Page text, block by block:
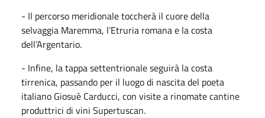
- Il percorso meridionale toccherà il cuore della
selvaggia Maremma, l’Etruria romana e la costa
dell’Argentario.
- Infine, la tappa settentrionale seguirà la costa
tirrenica, passando per il luogo di nascita del poeta
italiano Giosuè Carducci, con visite a rinomate cantine
produttrici di vini Supertuscan.